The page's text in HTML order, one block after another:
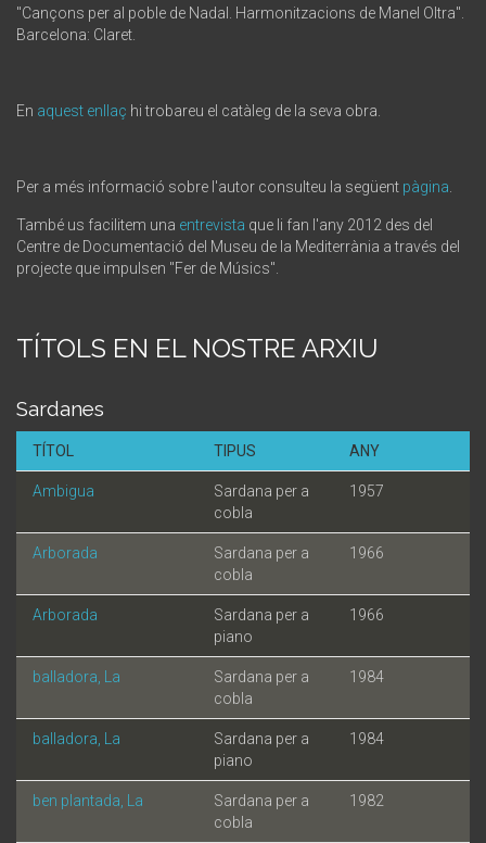
"Cançons per al poble de Nadal. Harmonitzacions de Manel Oltra".
Barcelona: Claret.
En aquest enllaç hi trobareu el catàleg de la seva obra.
Per a més informació sobre l'autor consulteu la següent pàgina
També us facilitem una entrevista que li fan l'any 2012 des del
Centre de Documentació del Museu de la Mediterrània a través del
projecte que impulsen "Fer de Músics".
TÍTOLS EN EL NOSTRE ARXIU
Sardanes
TÍTOL TIPUS ANY
Ambigua
Sardana per a
cobla
1957
Arborada
Sardana per a
cobla
1966
Arborada
Sardana per a
piano
1966
balladora, La
Sardana per a
cobla
1984
balladora, La
Sardana per a
piano
1984
ben plantada, La
Sardana per a
cobla
1982